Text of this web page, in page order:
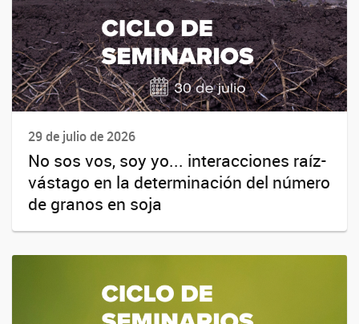
29 de julio de 2026
No sos vos, soy yo... interacciones raíz-
vástago en la determinación del número
de granos en soja